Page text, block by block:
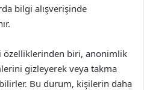
bilgi alışverişinde
özelliklerinden biri, anonimlik
gizleyerek veya takma
Bu durum, kişilerin daha